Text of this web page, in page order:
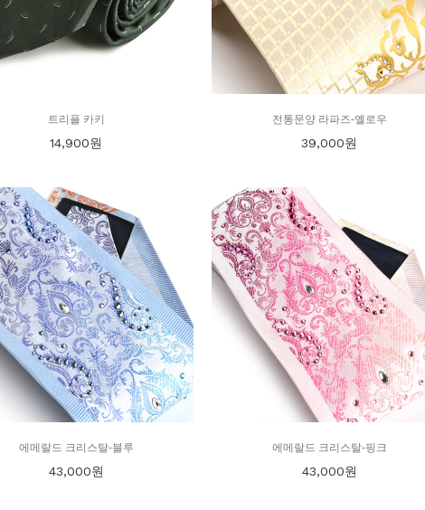
트리플 카키
14,900원
전통문양 라파즈-옐로우
39,000원
에메랄드 크리스탈-블루
43,000원
에메랄드 크리스탈-핑크
43,000원